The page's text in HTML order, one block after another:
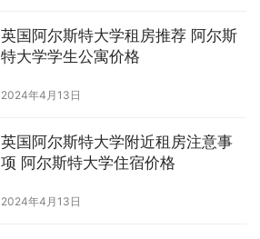
英国阿尔斯特大学租房推荐 阿尔斯
特大学学生公寓价格
2024年4月13日
英国阿尔斯特大学附近租房注意事
项 阿尔斯特大学住宿价格
2024年4月13日